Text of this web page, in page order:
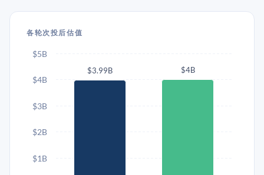
各轮次投后估值
$3.99B $4B
$1B
$2B
$3B
$4B
$5B